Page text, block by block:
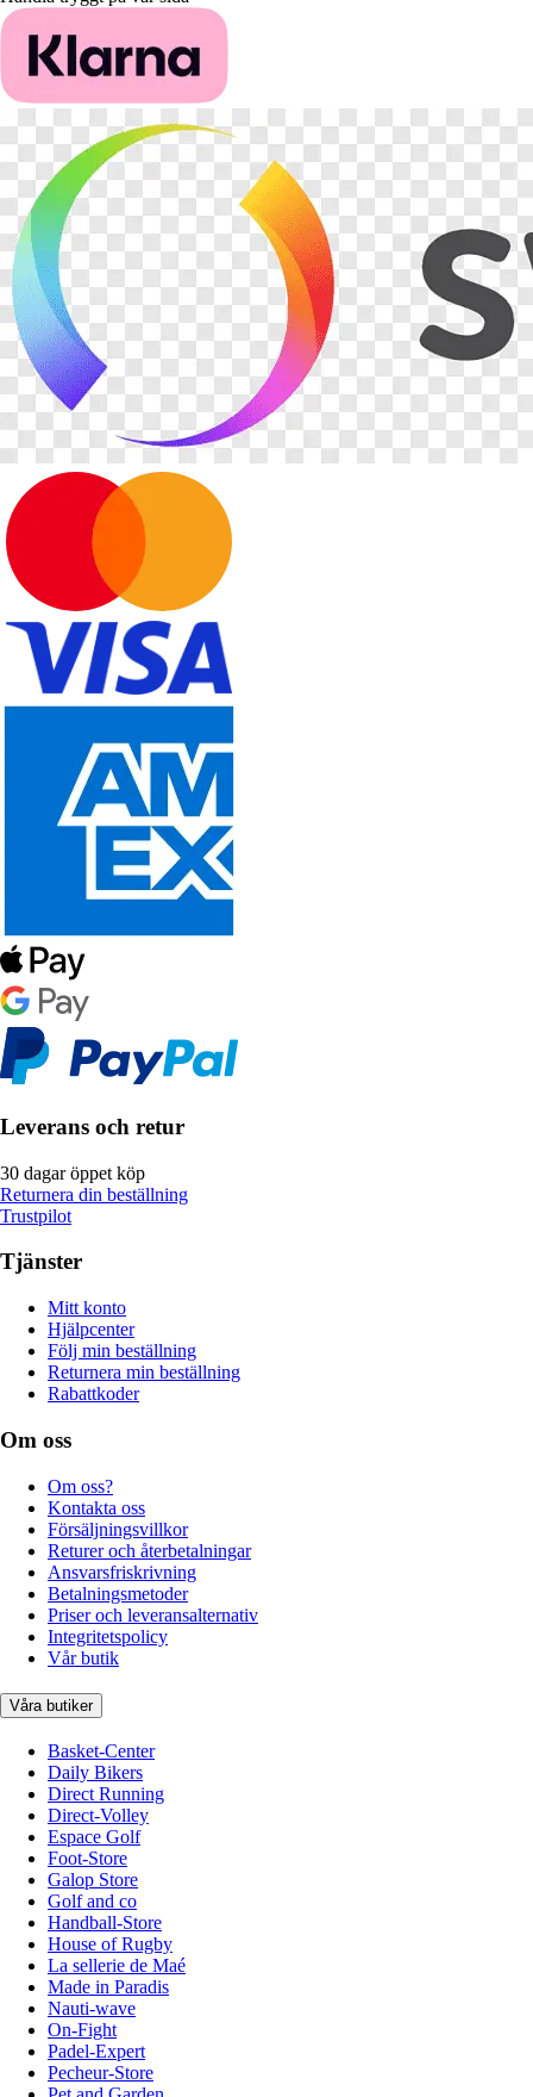
Leverans och retur
30 dagar öppet köp
Returnera din beställning
Trustpilot
Tjänster
Mitt konto
Hjälpcenter
Följ min beställning
Returnera min beställning
Rabattkoder
Om oss
Om oss?
Kontakta oss
Försäljningsvillkor
Returer och återbetalningar
Ansvarsfriskrivning
Betalningsmetoder
Priser och leveransalternativ
Integritetspolicy
Vår butik
Våra butiker
Basket-Center
Daily Bikers
Direct Running
Direct-Volley
Espace Golf
Foot-Store
Galop Store
Golf and co
Handball-Store
House of Rugby
La sellerie de Maé
Made in Paradis
Nauti-wave
On-Fight
Padel-Expert
Pecheur-Store